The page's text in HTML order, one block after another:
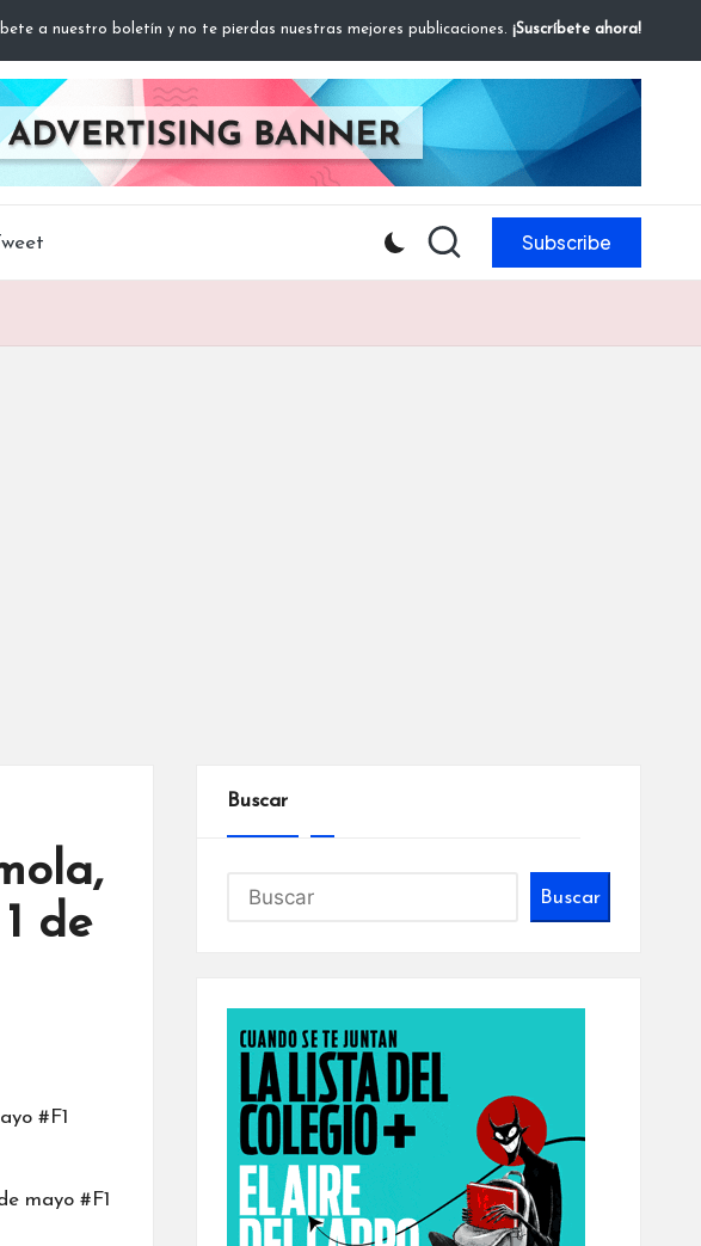
a nuestro boletín y no te pierdas nuestras mejores publicaciones. ¡Suscríbete ahora!
Subscribe
de
mayo #F1
Buscar
Buscar